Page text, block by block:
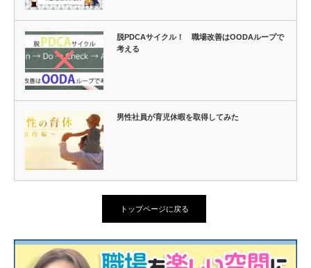
脱PDCAサイクル！ 職場改善はOODAループで
考える
男性社員が育児休暇を取得してみた
トップページに戻る